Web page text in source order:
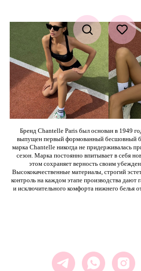
Бренд Chantelle Paris был основан в 1949
выпущен первый формованный бесшовный
марка Chantelle никогда не придерживалась
сезон. Марка постоянно впитывает в себя
этом сохраняет верность своим
Высококачественные материалы, строгий
контроль на каждом этапе производства дают
и исключительного комфорта нижнего белья